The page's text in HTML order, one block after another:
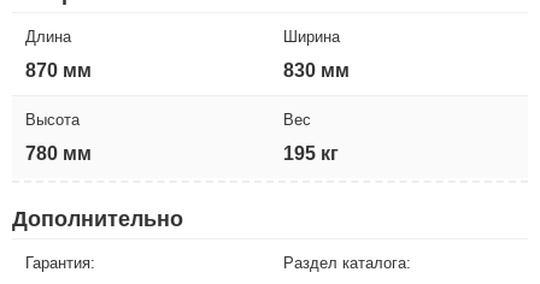
Длина
870 мм
Ширина
830 мм
Высота
780 мм
Вес
195 кг
Дополнительно
Гарантия: Раздел каталога: